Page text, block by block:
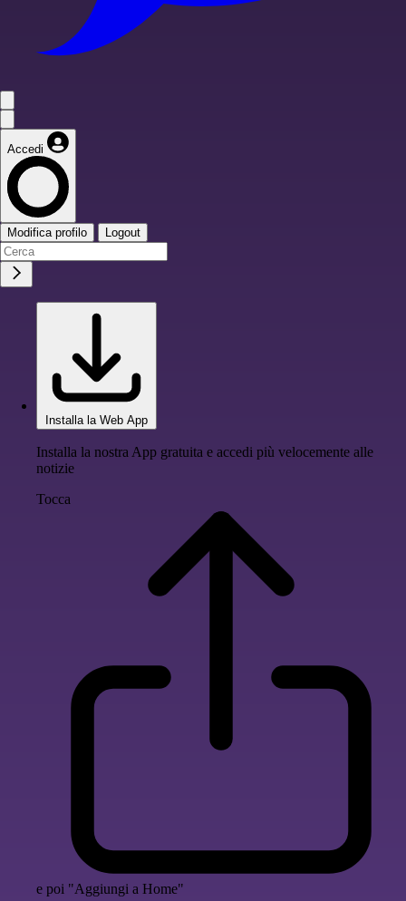
Accedi
Modifica profilo Logout
Installa la Web App
Installa la nostra App gratuita e accedi più velocemente alle
notizie
Tocca
e poi "Aggiungi a Home"